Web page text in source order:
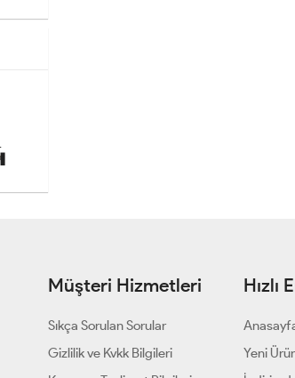
Müşteri Hizmetleri
Sıkça Sorulan Sorular
Gizlilik ve Kvkk Bilgileri
Hızlı
Yeni